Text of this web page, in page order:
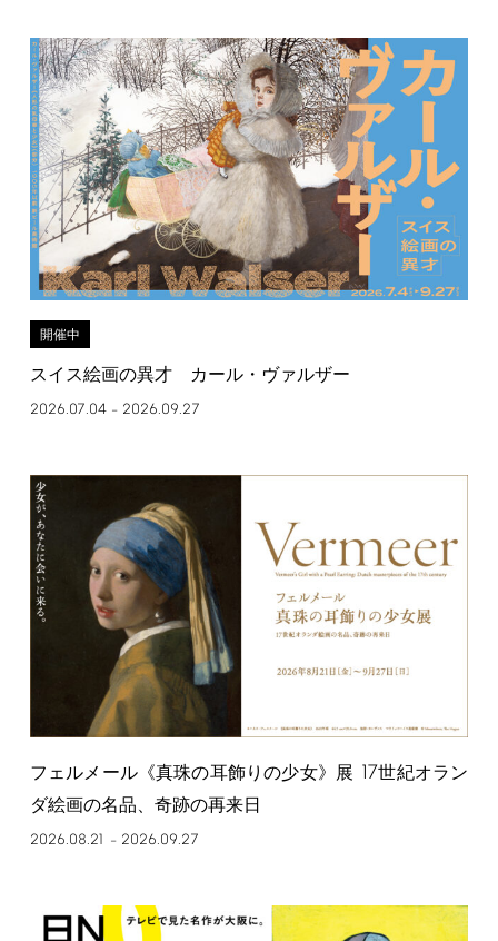
開催中
スイス絵画の異才 カール・ヴァルザー
2026.07.04– 2026.09.27
フェルメール《真珠の耳飾りの少女》展 17世紀オラン
ダ絵画の名品、奇跡の再来日
2026.08.21 – 2026.09.27